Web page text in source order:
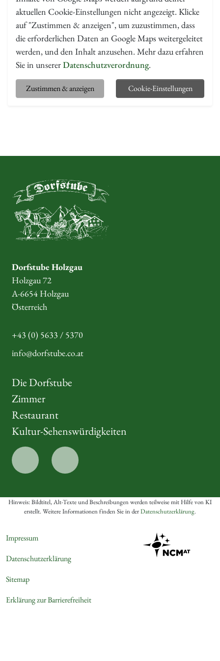
aktuellen Cookie-Einstellungen nicht angezeigt. Klicke
auf "Zustimmen & anzeigen", um zuzustimmen, dass
die erforderlichen Daten an Google Maps weitergeleitet
werden, und den Inhalt anzusehen. Mehr dazu erfahren
Sie in unsererDatenschutzverordnung.
Zustimmen & anzeigen Cookie-Einstellungen
Dorfstube Holzgau
Holzgau 72
A-6654 Holzgau
Österreich
+43 (0) 5633 / 5370
info@dorfstube.co.at
Die Dorfstube
Zimmer
Restaurant
Kultur-Sehenswürdigkeiten
Hinweis: Bildtitel, Alt-Texte und Beschreibungen werden teilweise mit Hilfe von KI
erstellt. Weitere Informationen finden Sie in derDatenschutzerklärung.
Impressum
Datenschutzerklärung
Sitemap
Erklärung zur Barrierefreiheit